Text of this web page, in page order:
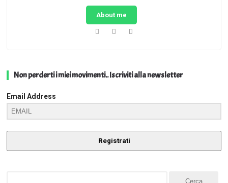
About me
Non perderti i miei movimenti.. Iscriviti alla newsletter
Email Address
Registrati